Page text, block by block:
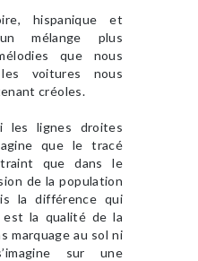
hispanique et
mélange plus
que nous
voitures nous
créoles.
lignes droites
que le tracé
que dans le
de la population
la différence qui
la qualité de la
marquage au sol ni
sur une